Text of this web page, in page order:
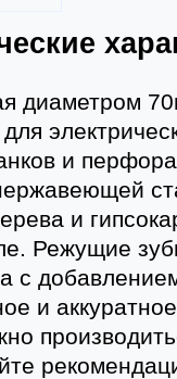
диаметром
и
и
Режущие
с
и